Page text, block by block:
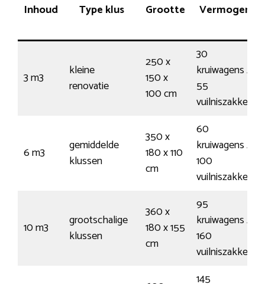
Inhoud Type klus Grootte Vermogen
3 m3
kleine
renovatie
250 x
150 x
100 cm
30
kruiwagens /
55
vuilniszakken
6 m3
gemiddelde
klussen
350 x
180 x 110
cm
60
kruiwagens /
100
vuilniszakken
10 m3
grootschalige
klussen
360 x
180 x 155
cm
95
kruiwagens /
160
vuilniszakken
145